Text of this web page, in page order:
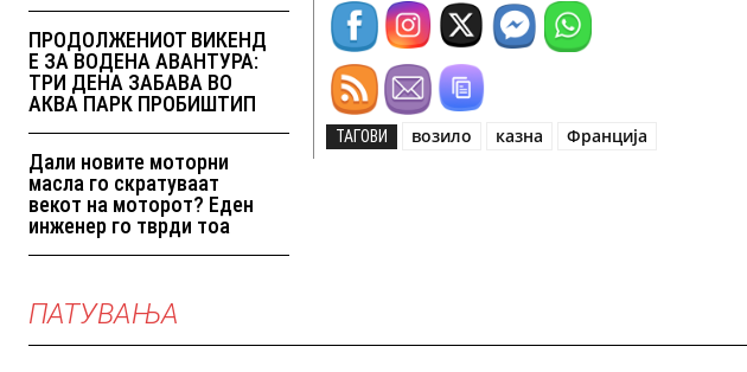
ПРОДОЛЖЕНИОТ ВИКЕНД
Е ЗА ВОДЕНА АВАНТУРА:
ТРИ ДЕНА ЗАБАВА ВО
АКВА ПАРК ПРОБИШТИП
Дали новите моторни
масла го скратуваат
векот на моторот? Еден
инженер го тврди тоа
ТАГОВИ возило казна Франција
ПАТУВАЊА